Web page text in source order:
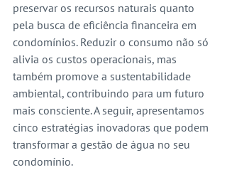
preservar os recursos naturais quanto
pela busca de eficiência financeira em
condomínios. Reduzir o consumo não só
alivia os custos operacionais, mas
também promove a sustentabilidade
ambiental, contribuindo para um futuro
mais consciente. A seguir, apresentamos
cinco estratégias inovadoras que podem
transformar a gestão de água no seu
condomínio.